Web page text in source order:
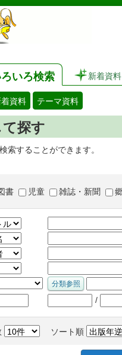
いろ検索 新着資料
着資料 テーマ資料
探す
索することができます。
書 児童 雑誌・新聞
/
ソート順